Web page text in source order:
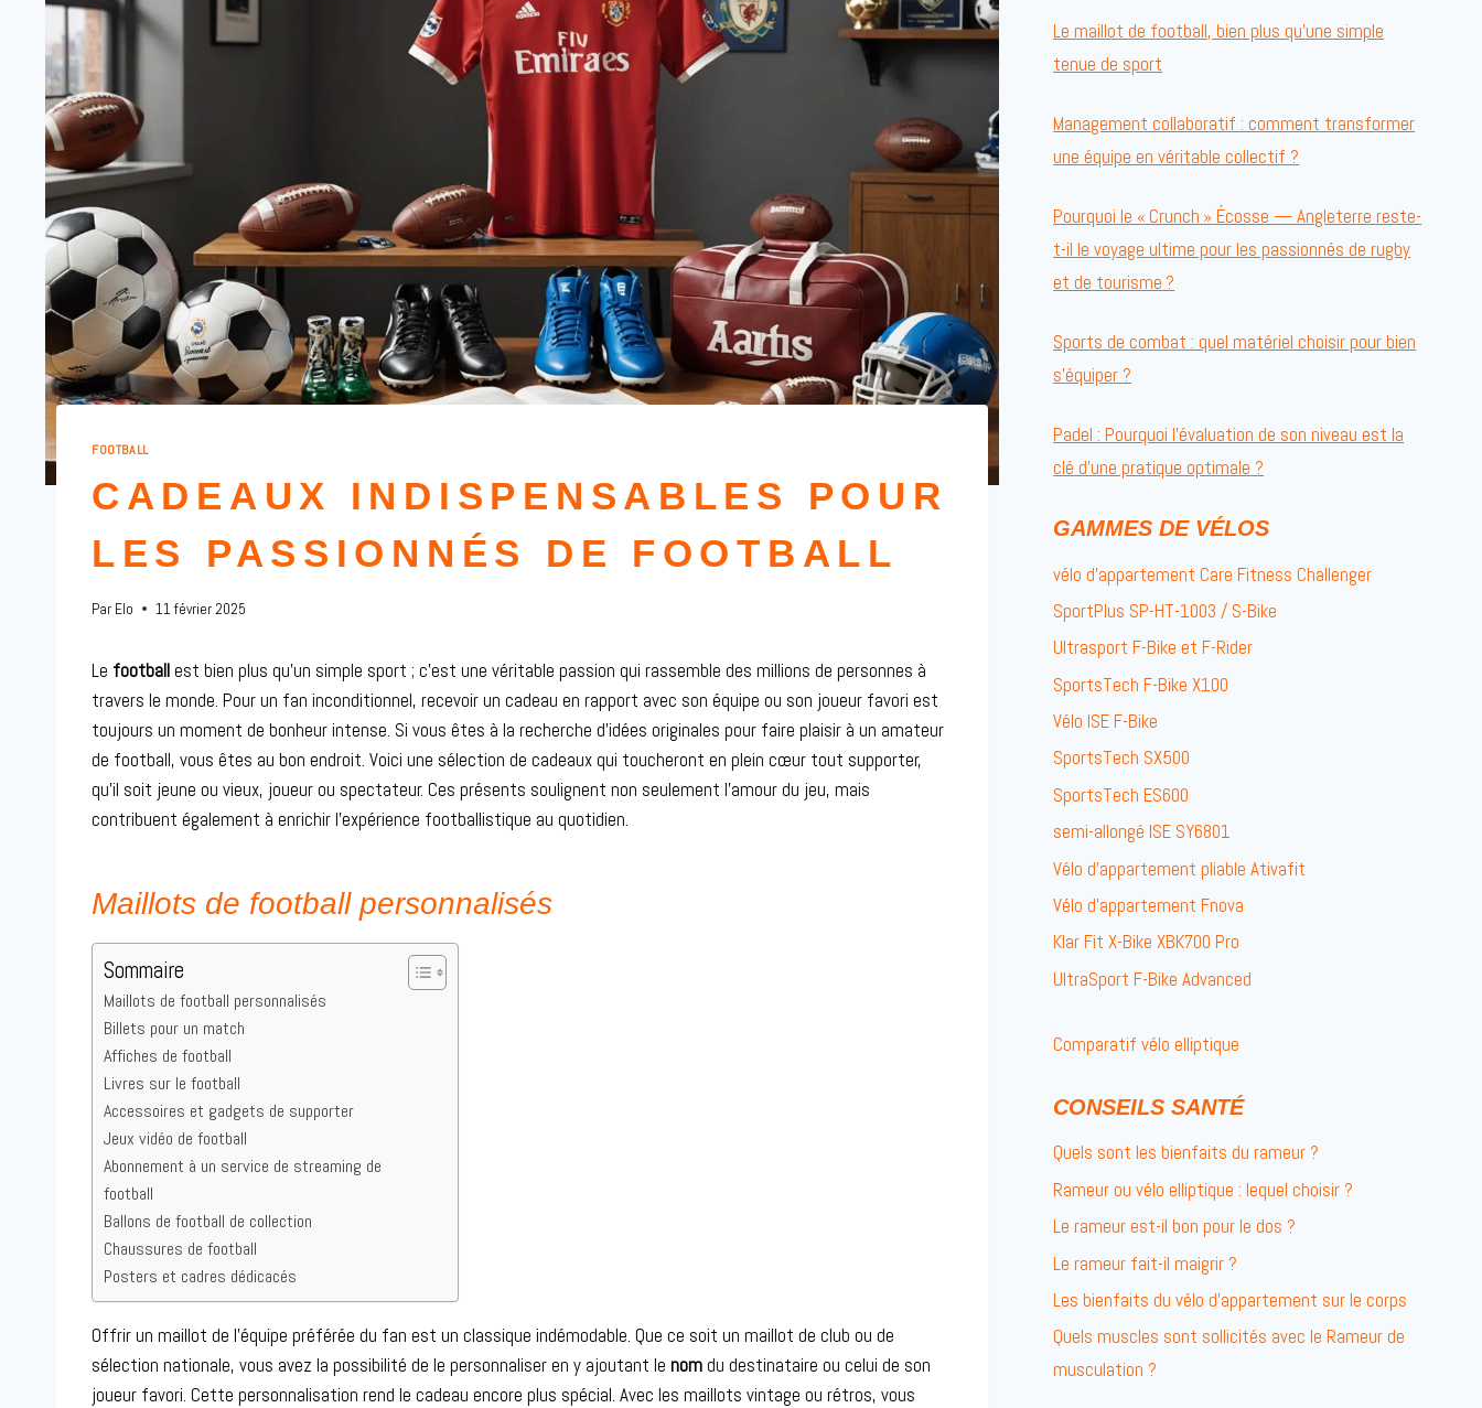
FOOTBALL
CADEAUX INDISPENSABLES POUR
LES PASSIONNÉS DE FOOTBALL
Par Elo 11 février 2025
Le footballest bien plus qu’un simple sport ; c’est une véritable passion qui rassemble des millions de personnes à
travers le monde. Pour un fan inconditionnel, recevoir un cadeau en rapport avec son équipe ou son joueur favori est
toujours un moment de bonheur intense. Si vous êtes à la recherche d’idées originales pour faire plaisir à un amateur
de football, vous êtes au bon endroit. Voici une sélection de cadeaux qui toucheront en plein cœur tout supporter,
qu’il soit jeune ou vieux, joueur ou spectateur. Ces présents soulignent non seulement l’amour du jeu, mais
contribuent également à enrichir l’expérience footballistique au quotidien.
Maillots de football personnalisés
Sommaire
Maillots de football personnalisés
Billets pour un match
Affiches de football
Livres sur le football
Accessoires et gadgets de supporter
Jeux vidéo de football
Abonnement à un service de streaming de
football
Ballons de football de collection
Chaussures de football
Posters et cadres dédicacés
Offrir un maillot de l’équipe préférée du fan est un classique indémodable. Que ce soit un maillot de club ou de
sélection nationale, vous avez la possibilité de le personnaliser en y ajoutant le nomdu destinataire ou celui de son
joueur favori. Cette personnalisation rend le cadeau encore plus spécial. Avec les maillots vintage ou rétros, vous
Le maillot de football, bien plus qu’une simple
tenue de sport
Management collaboratif : comment transformer
une équipe en véritable collectif ?
Pourquoi le « Crunch » Écosse — Angleterre reste-
t-il le voyage ultime pour les passionnés de rugby
et de tourisme ?
Sports de combat : quel matériel choisir pour bien
s’équiper ?
Padel : Pourquoi l’évaluation de son niveau est la
clé d’une pratique optimale ?
GAMMES DE VÉLOS
vélo d’appartement Care Fitness Challenger
SportPlus SP-HT-1003 / S-Bike
Ultrasport F-Bike et F-Rider
SportsTech F-Bike X100
Vélo ISE F-Bike
SportsTech SX500
SportsTech ES600
semi-allongé ISE SY6801
Vélo d’appartement pliable Ativafit
Vélo d’appartement Fnova
Klar Fit X-Bike XBK700 Pro
UltraSport F-Bike Advanced
Comparatif vélo elliptique
CONSEILS SANTÉ
Quels sont les bienfaits du rameur ?
Rameur ou vélo elliptique : lequel choisir ?
Le rameur est-il bon pour le dos ?
Le rameur fait-il maigrir ?
Les bienfaits du vélo d’appartement sur le corps
Quels muscles sont sollicités avec le Rameur de
musculation ?